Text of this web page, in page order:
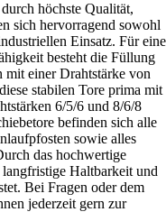
höchste Qualität,
sich hervorragend sowohl
Einsatz. Für eine
besteht die Füllung
mit einer Drahtstärke von
stabilen Tore prima mit
6/5/6 und 8/6/8
befinden sich alle
sowie alles
das hochwertige
Haltbarkeit und
Bei Fragen oder dem
jederzeit gern zur